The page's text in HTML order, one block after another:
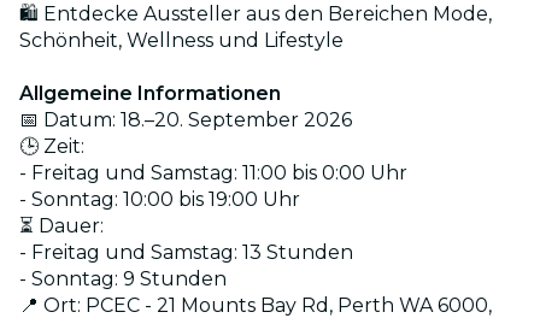
🛍️ Entdecke Aussteller aus den Bereichen Mode,
Schönheit, Wellness und Lifestyle
Allgemeine Informationen
📅 Datum: 18.–20. September 2026
🕒 Zeit:
- Freitag und Samstag: 11:00 bis 0:00 Uhr
- Sonntag: 10:00 bis 19:00 Uhr
⏳ Dauer:
- Freitag und Samstag: 13 Stunden
- Sonntag: 9 Stunden
📍 Ort: PCEC - 21 Mounts Bay Rd, Perth WA 6000,